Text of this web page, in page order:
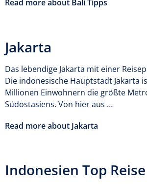
Read more about Bali Tipps
Jakarta
Das lebendige Jakarta mit einer
Die indonesische Hauptstadt Jakarta
Millionen Einwohnern die größte
Südostasiens. Von hier aus …
Read more about Jakarta
Indonesien Top